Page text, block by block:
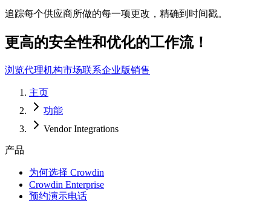
追踪每个供应商所做的每一项更改，精确到时间戳。
更高的安全性和优化的工作流！
浏览代理机构市场联系企业版销售
主页
功能
Vendor Integrations
产品
为何选择 Crowdin
Crowdin Enterprise
预约演示电话